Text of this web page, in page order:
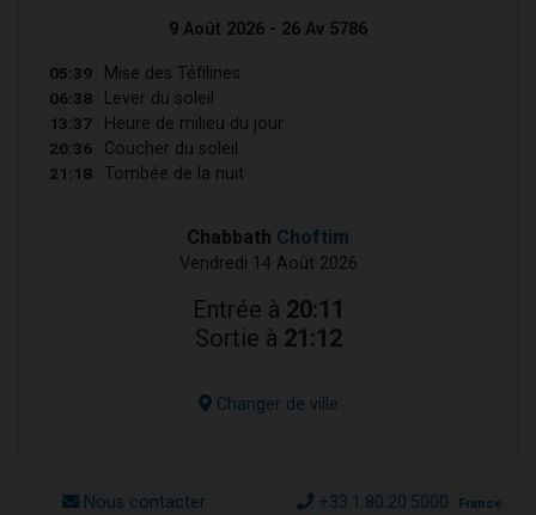
9 Août 2026 - 26 Av 5786
05:39 Mise des Téfilines
06:38 Lever du soleil
13:37 Heure de milieu du jour
20:36 Coucher du soleil
21:18 Tombée de la nuit
Chabbath Choftim
Vendredi 14 Août 2026
Entrée à 20:11
Sortie à 21:12
Changer de ville
Nous contacter +33.1.80.20.5000 France